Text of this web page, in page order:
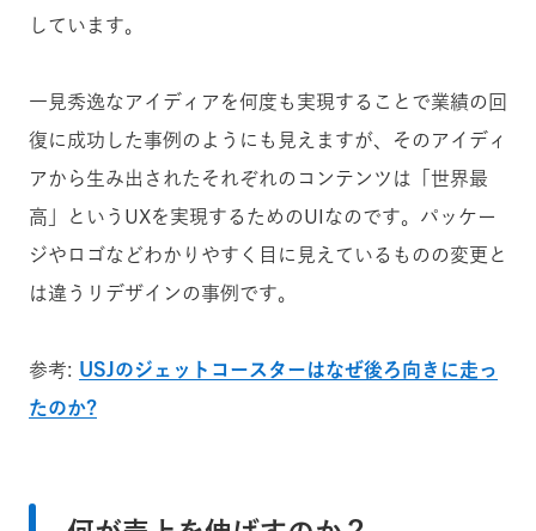
しています。
一見秀逸なアイディアを何度も実現することで業績の回
復に成功した事例のようにも見えますが、そのアイディ
アから生み出されたそれぞれのコンテンツは「世界最
高」というUXを実現するためのUIなのです。パッケー
ジやロゴなどわかりやすく目に見えているものの変更と
は違うリデザインの事例です。
参考: USJのジェットコースターはなぜ後ろ向きに走っ
たのか?